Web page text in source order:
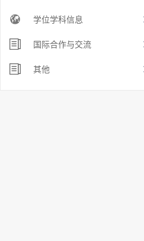
学位学科信息
国际合作与交流
其他